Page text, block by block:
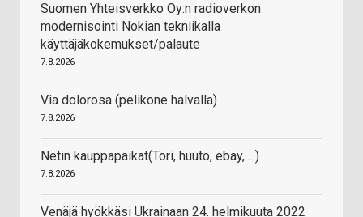
Suomen Yhteisverkko Oy:n radioverkon
modernisointi Nokian tekniikalla
käyttäjäkokemukset/palaute
7.8.2026
Via dolorosa (pelikone halvalla)
7.8.2026
Netin kauppapaikat(Tori, huuto, ebay, ...)
7.8.2026
Venäjä hyökkäsi Ukrainaan 24. helmikuuta 2022